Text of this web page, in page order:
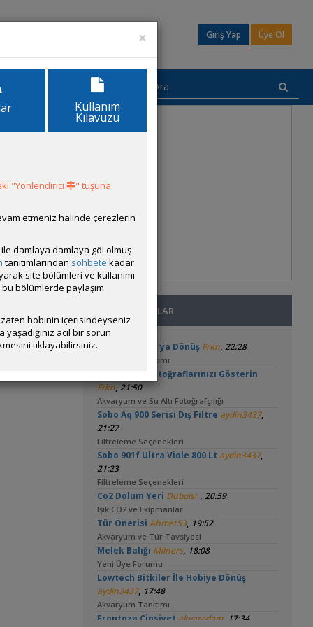
Giriş Yap Üye Ol
SON MESAJLAR
Orta Amerika'ya Dönüş Frkn,22:28
Akvaryum Tanıtımı
🧿 En Güzel Fotoğraflarınızı Gösterin
Frkn,21:50
Akvaryum ve Su Altı Fotoğrafçılığı
Sobo Aq 900 Serisi Dış Filtre aydin3437,
21:27
Filtreleme Seçenekleri
Sobo 901f Ultra Viole 800 Lt aydin3437,
21:23
Filtreleme Seçenekleri
Co2 Dolum Yeri Duboisi_ ,20:59
Işık CO2 ve Ekipmanlar
Tür Önerisi Ahmet53, 19:52
Akvaryum ve Tür Tavsiyesi
Melek Balığı Milners, 18:08
Yeni Üye Forumu
Lowtech Bitkiler İle Hobiye Dönüş
aydin3437, 17:48
Akvaryum Tanıtımı
Frontoza Cinsiyet akvaradam, 17:34
×
Kullanım
Kılavuzu
"Yönlendirici
" tuşuna
etmeniz halinde çerezlerin
ile damlaya damlaya göl olmuş
tanıtımlarından sohbete kadar
site bölümleri ve kullanımı
bölümlerde paylaşım
hobinin içerisindeyseniz
acil bir sorun
tıklayabilirsiniz.